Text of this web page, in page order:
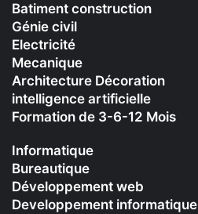
Batiment construction
Génie civil
Electricité
Mecanique
Architecture Décoration
intelligence artificielle
Formation de 3-6-12 Mois
Informatique
Bureautique
Développement web
Developpement informatique